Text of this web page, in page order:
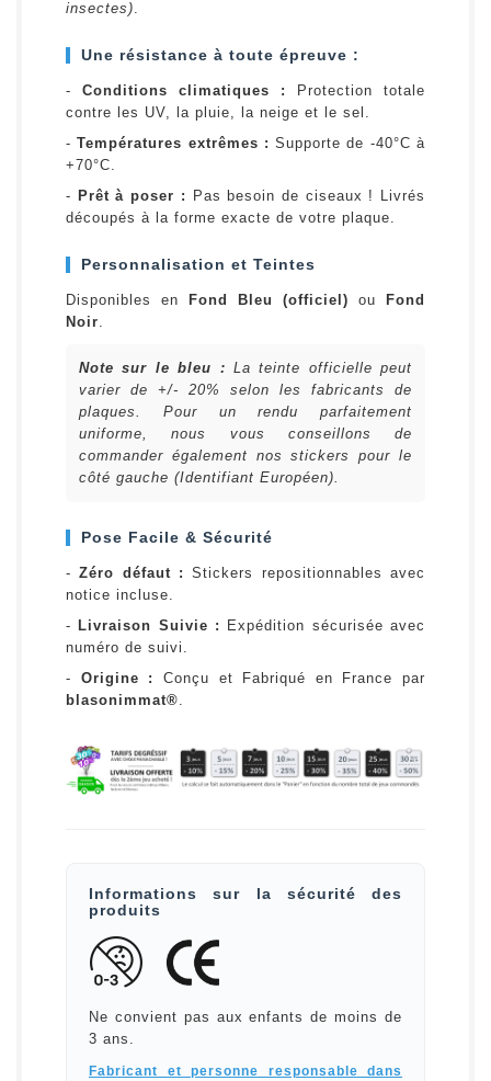
insectes).
Une résistance à toute épreuve :
- Conditions climatiques :
Protection totale
contre les UV, la pluie, la neige et le sel.
-Températures extrêmes : Supporte de -40°C à
+70°C.
- Prêt à poser :
Pas besoin de ciseaux ! Livrés
découpés à la forme exacte de votre plaque.
Personnalisation et Teintes
Disponibles en Fond Bleu (officiel) ou
Fond
Noir.
Note sur le bleu : La teinte officielle peut
varier de +/- 20% selon les fabricants de
plaques. Pour un rendu parfaitement
uniforme, nous vous conseillons de
commander également nos stickers pour le
côté gauche (Identifiant Européen).
Pose Facile & Sécurité
-Zéro défaut : Stickers repositionnables avec
notice incluse.
- Livraison Suivie :
Expédition sécurisée avec
numéro de suivi.
- Origine :
Conçu et Fabriqué en France par
blasonimmat®.
Informations sur la sécurité des
produits
Ne convient pas aux enfants de moins de
3 ans.
Fabricant et personne responsable dans